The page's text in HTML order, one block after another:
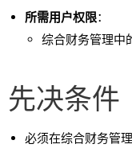
所需用户权限：
综合财务管理中
先决条件
必须在综合财务管